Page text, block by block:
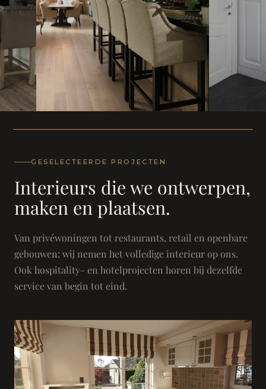
Landhuis - Grimbergen
GESELECTEERDE PROJECTEN
Interieurs die we ontwerpen,
maken en plaatsen.
Van privéwoningen tot restaurants, retail en openbare
gebouwen: wij nemen het volledige interieur op ons.
Ook hospitality- en hotelprojecten horen bij dezelfde
service van begin tot eind.